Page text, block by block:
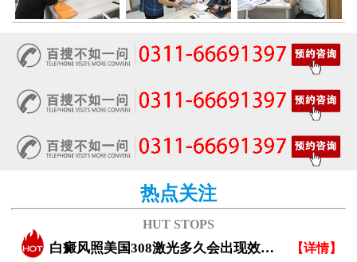
热点关注
HUT STOPS
白癜风照美国308激光多久会出现效果？ 【详情】